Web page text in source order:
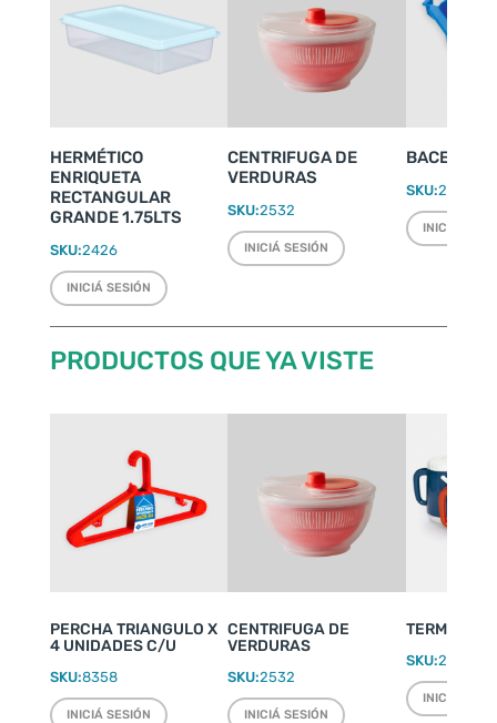
HERMÉTICO
ENRIQUETA
RECTANGULAR
GRANDE 1.75LTS
SKU:2426
INICIÁ SESIÓN
CENTRIFUGA DE
VERDURAS
SKU:2532
INICIÁ SESIÓN
SKU:2245
INICIÁ
PRODUCTOS QUE YA VISTE
PERCHA TRIANGULO X
4 UNIDADES C/U
SKU:8358
INICIÁ SESIÓN
CENTRIFUGA DE
VERDURAS
SKU:2532
INICIÁ SESIÓN
TERMO
SKU:2220
INICIÁ